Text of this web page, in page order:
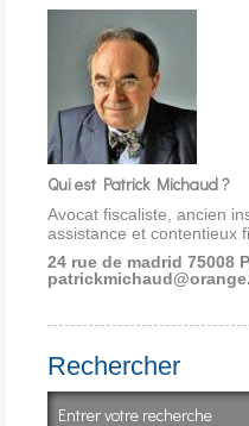
Qui est Patrick Michaud ?
Avocat fiscaliste, ancien
assistance et contentieux
24 rue de madrid 75008
Rechercher